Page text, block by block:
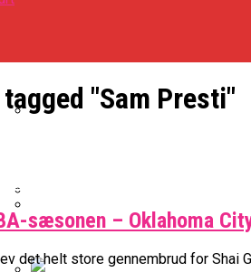
Basketligaen
BK Vejen Opruster:
NBA
"Sam Presti"
sæsonen – Oklahoma
det helt store gennembrud for Shai